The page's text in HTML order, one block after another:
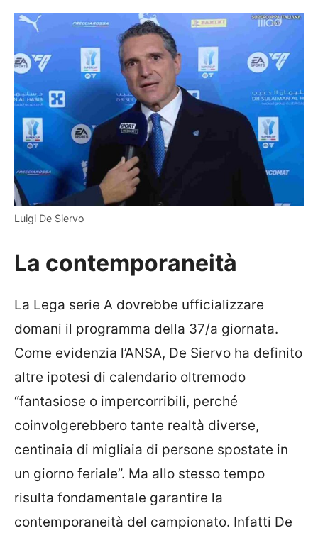
Luigi De Siervo
La contemporaneità
La Lega serie A dovrebbe ufficializzare
domani il programma della 37/a giornata.
Come evidenzia l’ANSA, De Siervo ha definito
altre ipotesi di calendario oltremodo
“fantasiose o impercorribili, perché
coinvolgerebbero tante realtà diverse,
centinaia di migliaia di persone spostate in
un giorno feriale”. Ma allo stesso tempo
risulta fondamentale garantire la
contemporaneità del campionato. Infatti De